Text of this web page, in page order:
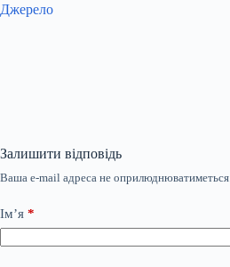
Джерело
Залишити відповідь
Ваша e-mail адреса не оприлюднюватиметься.
Ім’я *